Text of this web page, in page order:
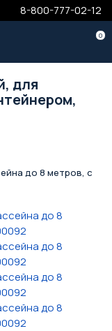
8-800-777-02-12
0
для
до 8 метров, с